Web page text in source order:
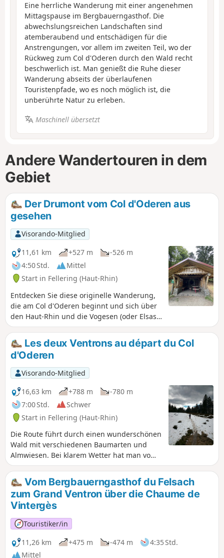
Eine herrliche Wanderung mit einer angenehmen
Mittagspause im Bergbauerngasthof. Die
abwechslungsreichen Landschaften sind
atemberaubend und entschädigen für die
Anstrengungen, vor allem im zweiten Teil, wo der
Rückweg zum Col d'Oderen durch den Wald recht
beschwerlich ist. Man genießt die Ruhe dieser
Wanderung abseits der überlaufenen
Touristenpfade, wo es noch möglich ist, die
unberührte Natur zu erleben.
Maschinell übersetzt
Andere Wandertouren in dem
Gebiet
Der Drumont vom Col d'Oderen aus
gesehen
Visorando-Mitglied
11,61 km
+527 m
-526 m
4:50 Std.
Mittel
Start in Fellering (Haut-Rhin)
Entdecken Sie diese originelle Wanderung,
die am Col d'Oderen beginnt und sich über
den Haut-Rhin und die Vogesen (oder Elsass
und Lothringen) erstreckt. Der recht steile
Anfang wird durch die Landschaften und
herrlichen Panoramen der Tête de Fellering
sowie die Orientierungstafel von Drumont
wieder wettgemacht.
Les deux Ventrons au départ du Col
d'Oderen
Visorando-Mitglied
16,63 km
+788 m
-780 m
7:00 Std.
Schwer
Start in Fellering (Haut-Rhin)
Die Route führt durch einen wunderschönen
Wald mit verschiedenen Baumarten und
Almwiesen. Bei klarem Wetter hat man vom
Gipfel des Grand Ventron und von der Tête
du Chat Sauvage aus einen wunderschönen
Blick auf die Berner Alpen.Ideale Route bei
warmem Wetter... aber auch bei gemischtem
Wetter, da die Bäume etwas Schutz vor
Regen bieten.
Vom Bergbauerngasthof du Felsach
zum Grand Ventron über die Chaume de
Vintergès
Touristiker/in
11,26 km
+475 m -474 m
4:35 Std.
Mittel